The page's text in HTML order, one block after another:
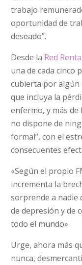
trabajo
oportunidad de
deseado”.
Desde la Red
una de cada cinco
cubierta por algún
que incluya la
enfermo, y más
no dispone de
formal”, con el
consecuentes
«Según el propio
incrementa la
sorprende a nadie
de depresión y de
todo el mundo»
Urge, ahora más
nunca,